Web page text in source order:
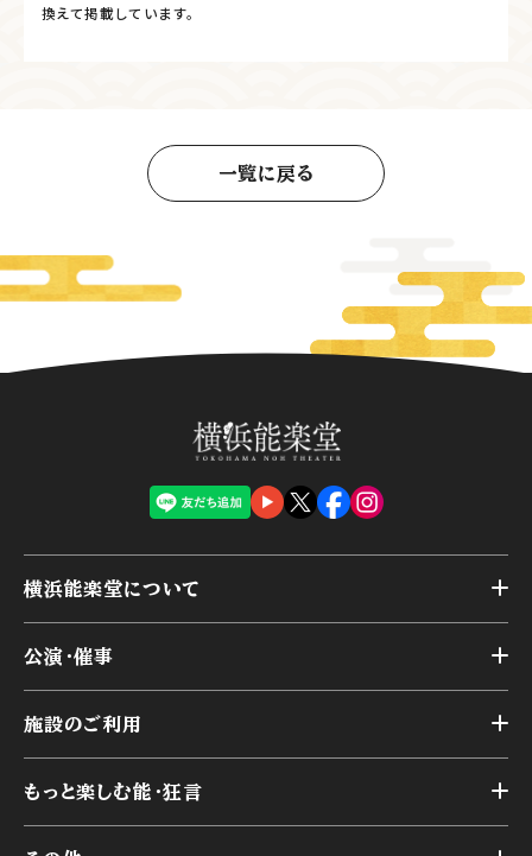
換えて掲載しています。
一覧に戻る
横浜能楽堂について
横浜能楽堂が取り組んだ事業
能舞台の歴史と特徴
様々なお客様に向けて
本舞台座席
公演・催事
アーカイブ
施設のご利用
第二舞台
もっと楽しむ能・狂言